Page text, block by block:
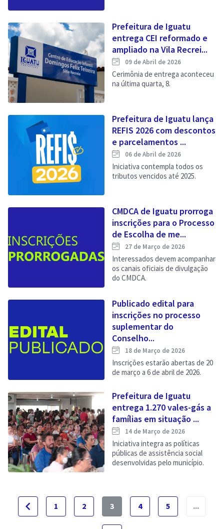
Prefeitura de Iguatu
entrega CEI reformado e
ampliado na Vila Recrei...
09 de Abril de 2026
Cerimônia de entrega aconteceu
na última quarta, 8.
Prefeitura de Iguatu lança
REFIS 2026 com descontos
e parcelamentos ...
06 de Abril de 2026
Iniciativa contempla todos os
tributos vencidos até 2025.
CMDCA de Iguatu prorroga
inscrições para o Processo
de Escolha de me...
27 de Março de 2026
Interessados devem acompanhar
os canais oficiais de divulgação
do CMDCA.
Publicado edital para
inscrições no processo
suplementar do
Conselho...
18 de Março de 2026
Inscrições estarão abertas de 20
de março a 6 de abril de 2026.
Prefeitura de Iguatu
entrega 1.270 vales-gás a
famílias em situação ...
14 de Março de 2026
Iniciativa integra as políticas
públicas de assistência social
desenvolvidas pelo município.
navigate_before 1 2 3 4 5 ...